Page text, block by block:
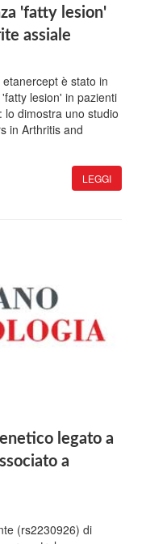
'fatty lesion'
assiale
è stato in
lesion' in pazienti
lo dimostra uno studio
in Arthritis and
LEGGI
legato a
a
(rs2230926) di